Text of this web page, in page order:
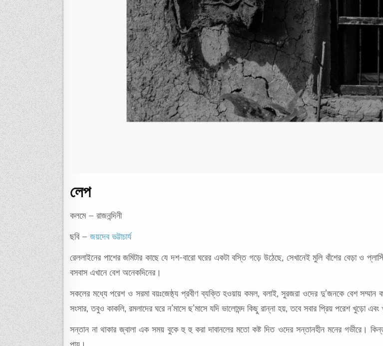
লেপ
কলমে – রাজনন্দিনী
ছবি – জয়দেব ভট্টাচার্য
রেললাইনের পাশের জমিটার কাছে যে দশ-বারো ঘরের একটা বস্তি গড়ে উঠেছে, সেখানেই মুলি বাঁশের বেড়া ও
বসবাস এখানে বেশ অনেকদিনের।
সকলের মধ্যে পরেশ ও সরমা বয়ঃজেষ্ঠ্য প্রবীণ ব্যক্তি হওয়ায় কমল, বলাই, সুরজরা ওদের দু’জনকে বেশ
সংসার, তবুও কাকলি, রমলাদের ঘরে ন’মাসে ছ’মাসে যদি ভালোমন্দ কিছু রান্না হয়, তবে সবার প্রিয় পরেশ খুড়ো
সন্তান না থাকার জ্বালা এক সময় বুকে হু হু করা দাবানলের মতো কষ্ট দিত ওদের সন্তানহীন মনের গভীরে।